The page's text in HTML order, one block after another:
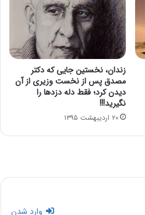
زندان، نخستین جایی که دکتر
مصدق پس از نخست وزیری از آن
دیدن کرد؛ فقط دله دزدها را
نگیرید!!!
۲۰ اردیبهشت ۱۳۹۵
وارد شدن